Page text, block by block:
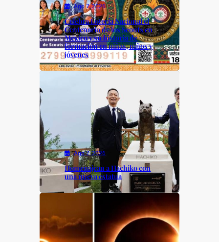
Ago 7, 2026
Celebra Lotería Nacional el
Centenario de los Scouts en
México y su historia de
formación en niñas, niños y
jóvenes
Ago 7, 2026
Homenajean a Hachiko con
una nueva estatua